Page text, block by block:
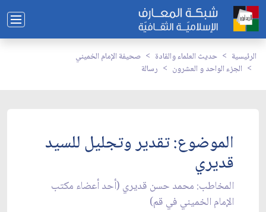
الرئيسية حديث العلماء والقادة
صحيفة الإمام الخميني
الجزء الواحد و العشرون
رسالة
الموضوع: تقدير وتجليل للسيد
قديري‏
المخاطب: محمد حسن قديري (أحد أعضاء مكتب
الإمام الخميني في قم)